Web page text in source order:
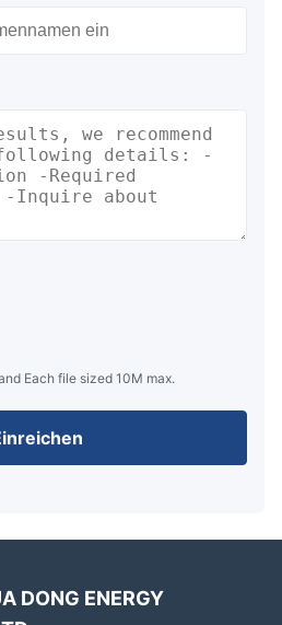
Each file sized 10M max.
DONG ENERGY